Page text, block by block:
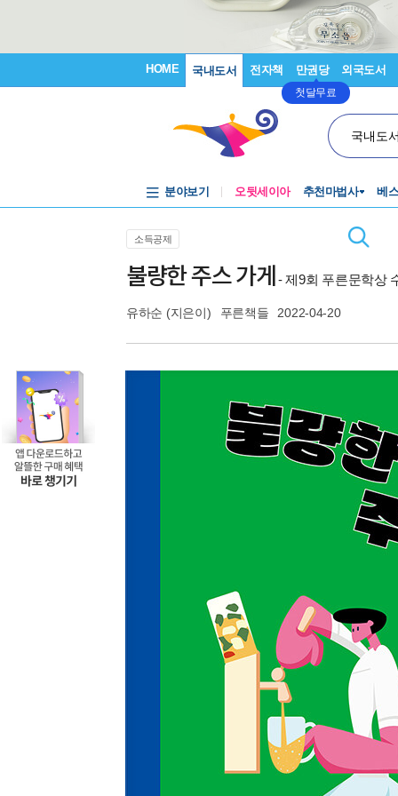
HOME 국내도서 전자책 만권당
첫달무료
외국도서
국내도
분야보기 오뒷세이아 추천마법사 베
소득공제
불량한 주스 가게 - 제9회 푸른문학상
유하순 (지은이) 푸른책들 2022-04-20